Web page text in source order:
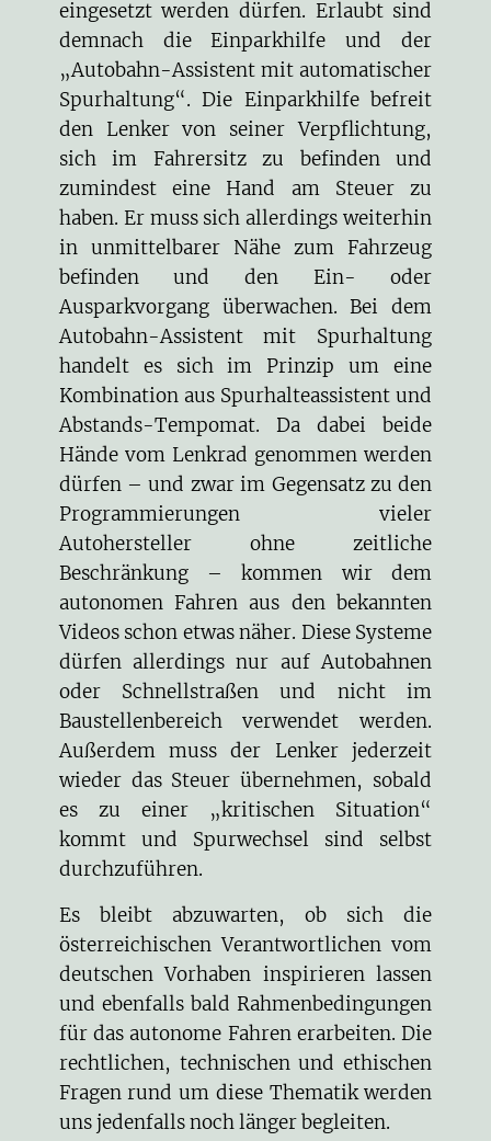
eingesetzt werden dürfen. Erlaubt sind
demnach die Einparkhilfe und der
„Autobahn-Assistent mit automatischer
Spurhaltung“. Die Einparkhilfe befreit
den Lenker von seiner Verpflichtung,
sich im Fahrersitz zu befinden und
zumindest eine Hand am Steuer zu
haben. Er muss sich allerdings weiterhin
in unmittelbarer Nähe zum Fahrzeug
befinden und den Ein- oder
Ausparkvorgang überwachen. Bei dem
Autobahn-Assistent mit Spurhaltung
handelt es sich im Prinzip um eine
Kombination aus Spurhalteassistent und
Abstands-Tempomat. Da dabei beide
Hände vom Lenkrad genommen werden
dürfen – und zwar im Gegensatz zu den
Programmierungen vieler
Autohersteller ohne zeitliche
Beschränkung – kommen wir dem
autonomen Fahren aus den bekannten
Videos schon etwas näher. Diese Systeme
dürfen allerdings nur auf Autobahnen
oder Schnellstraßen und nicht im
Baustellenbereich verwendet werden.
Außerdem muss der Lenker jederzeit
wieder das Steuer übernehmen, sobald
es zu einer „kritischen Situation“
kommt und Spurwechsel sind selbst
durchzuführen.
Es bleibt abzuwarten, ob sich die
österreichischen Verantwortlichen vom
deutschen Vorhaben inspirieren lassen
und ebenfalls bald Rahmenbedingungen
für das autonome Fahren erarbeiten. Die
rechtlichen, technischen und ethischen
Fragen rund um diese Thematik werden
uns jedenfalls noch länger begleiten.